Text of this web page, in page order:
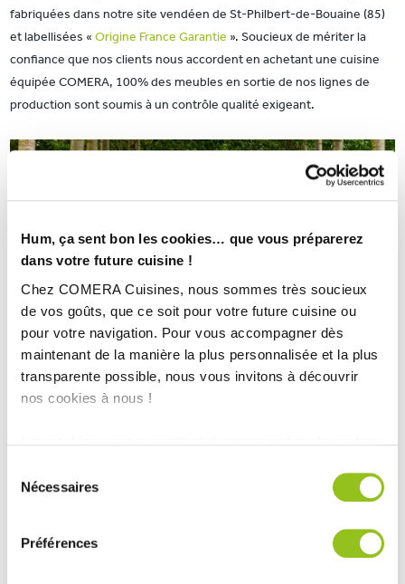
Hum, ça sent bon les cookies… que vous préparerez
dans votre future cuisine !
Chez COMERA Cuisines, nous sommes très soucieux
de vos goûts, que ce soit pour votre future cuisine ou
pour votre navigation. Pour vous accompagner dès
maintenant de la manière la plus personnalisée et la plus
transparente possible, nous vous invitons à découvrir
nos cookies à nous !
médias sociaux et d'analyser notre trafic. Nous
partageons également des informations sur l'utilisation de
notre site avec nos partenaires de médias sociaux, de
publicité et d'analyse, qui peuvent combiner celles-ci
Nécessaires
Préférences
fabriquées dans notre site vendéen de St-Philbert-de-Bouaine (85)
et labellisées « Origine France Garantie ». Soucieux de mériter la
confiance que nos clients nous accordent en achetant une cuisine
équipée COMERA, 100% des meubles en sortie de nos lignes de
production sont soumis à un contrôle qualité exigeant.
LES ENGAGEMENTS EN